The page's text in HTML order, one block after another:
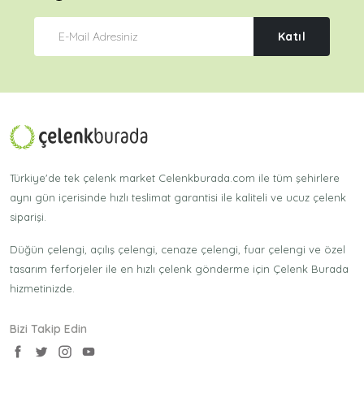
Katıl
Türkiye'de tek çelenk market Celenkburada.com ile tüm şehirlere
aynı gün içerisinde hızlı teslimat garantisi ile kaliteli ve ucuz çelenk
siparişi.
Düğün çelengi, açılış çelengi, cenaze çelengi, fuar çelengi ve özel
tasarım ferforjeler ile en hızlı çelenk gönderme için Çelenk Burada
hizmetinizde.
Bizi Takip Edin